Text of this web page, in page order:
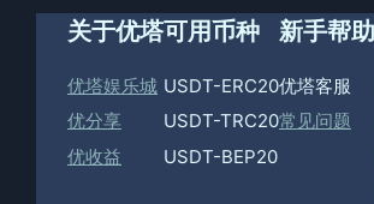
关于优塔
优塔娱乐城
优分享
优收益
可用币种
USDT-ERC20
USDT-TRC20
USDT-BEP20
新手帮助
优塔客服
常见问题